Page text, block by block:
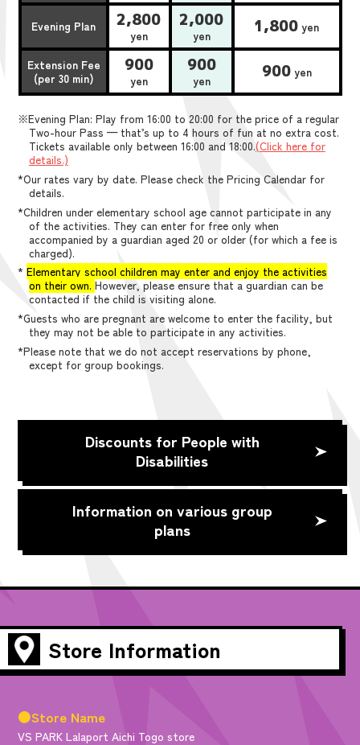
Evening Plan 2,800
yen
2,000
yen 1,800 yen
Extension Fee
(per 30 min)
900
yen
900
yen 900yen
※Evening Plan: Play from 16:00 to 20:00 for the price of a regular
Two-hour Pass — that’s up to 4 hours of fun at no extra cost.
Tickets available only between 16:00 and 18:00.(Click here for
details.)
*Our rates vary by date. Please check the Pricing Calendar for
details.
*Children under elementary school age cannot participate in any
of the activities. They can enter for free only when
accompanied by a guardian aged 20 or older (for which a fee is
charged).
*Elementary school children may enter and enjoy the activities
on their own. However, please ensure that a guardian can be
contacted if the child is visiting alone.
*Guests who are pregnant are welcome to enter the facility, but
they may not be able to participate in any activities.
*Please note that we do not accept reservations by phone,
except for group bookings.
Discounts for People with
Disabilities
Information on various group
plans
Store Information
●Store Name
VS PARK Lalaport Aichi Togo store